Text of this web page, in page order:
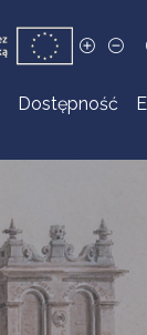
Dostępność